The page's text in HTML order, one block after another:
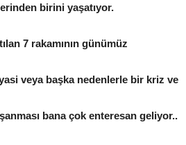
birini yaşatıyor.
7 rakamının günümüz
veya başka nedenlerle bir kriz ve
bana çok enteresan geliyor..